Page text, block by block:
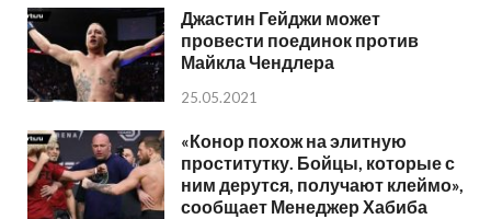
Джастин Гейджи может
провести поединок против
Майкла Чендлера
25.05.2021
«Конор похож на элитную
проститутку. Бойцы, которые с
ним дерутся, получают клеймо»,
сообщает Менеджер Хабиба